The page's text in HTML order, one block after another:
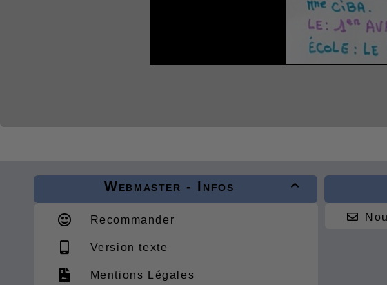

Webmaster - Infos
Recommander
Version texte
Mentions Légales